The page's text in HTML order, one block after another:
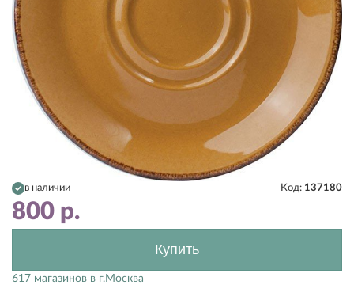
в наличии Код: 137180
800 р.
Купить
617 магазинов в г.Москва